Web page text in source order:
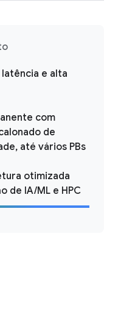
e alta
com
de
até vários PBs
otimizada
de IA/ML e HPC